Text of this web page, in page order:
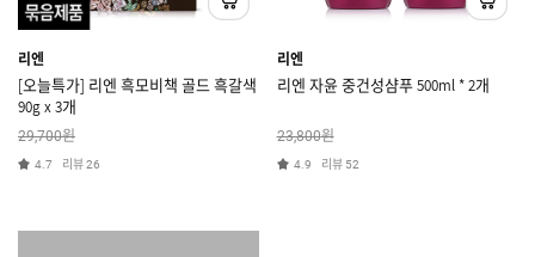
리엔
[오늘특가] 리엔 흑모비책 골드 흑갈색
90g x 3개
29,700원
4.7 리뷰26
리엔
리엔 자윤 중건성샴푸 500ml * 2개
23,800원
4.9 리뷰 52